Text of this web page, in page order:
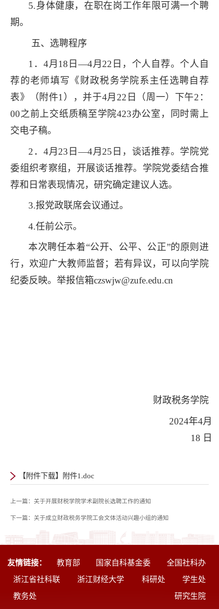
5.身体健康，在职在岗工作年限可满一个聘
期。
五、选聘程序
1．4月18日—4月22日，个人自荐。个人自
荐的老师填写《财政税务学院系主任选聘自荐
表》（附件1），并于4月22日（周一）下午2：
00之前上交纸质稿至学院423办公室，同时需上
交电子稿。
2．4月23日—4月25日，谈话推荐。学院党
委组织考察组，开展谈话推荐。学院党委结合推
荐和日常表现情况，研究确定建议人选。
3.报党政联席会议通过。
4.任前公示。
本次聘任本着“公开、公平、公正”的原则进
行，欢迎广大教师监督；若有异议，可以向学院
纪委反映。举报信箱czswjw@zufe.edu.cn
财政税务学院
2024年4月
18 日
【附件下载】附件1.doc
上一篇：关于开展财税学院学术副院长选聘工作的通知
下一篇：关于成立财政税务学院工会文体活动兴趣小组的通知
友情链接： 教育部 国家自科基金委
全国社科办
浙江省社科联
浙江财经大学 科研处
学生处
教务处
研究生院